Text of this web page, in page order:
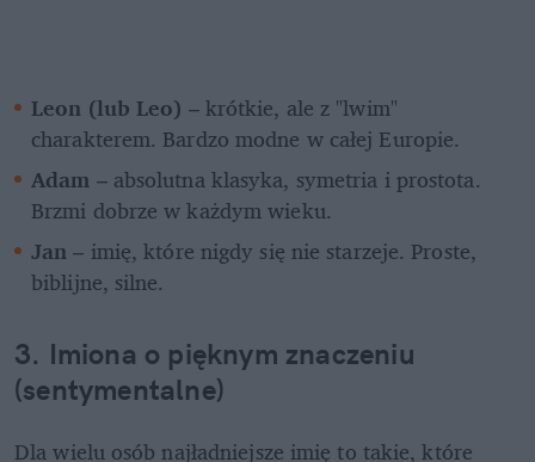
Leon (lub Leo) – krótkie, ale z "lwim"
charakterem. Bardzo modne w całej Europie.
Adam – absolutna klasyka, symetria i prostota.
Brzmi dobrze w każdym wieku.
Jan – imię, które nigdy się nie starzeje. Proste,
biblijne, silne.
3. Imiona o pięknym znaczeniu
(sentymentalne)
Dla wielu osób najładniejsze imię to takie, które